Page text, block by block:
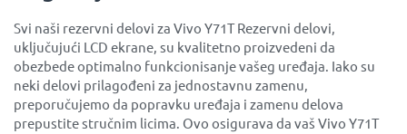
Svi naši rezervni delovi za Vivo Y71T Rezervni delovi,
uključujući LCD ekrane, su kvalitetno proizvedeni da
obezbede optimalno funkcionisanje vašeg uređaja. Iako su
neki delovi prilagođeni za jednostavnu zamenu,
preporučujemo da popravku uređaja i zamenu delova
prepustite stručnim licima. Ovo osigurava da vaš Vivo Y71T